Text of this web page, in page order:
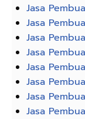
Jasa
Jasa
Jasa
Jasa
Jasa
Jasa
Jasa
Jasa